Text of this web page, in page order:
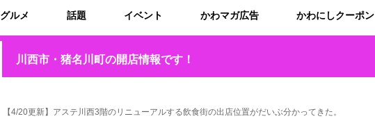
グルメ 話題 イベント かわマガ広告 かわにしクーポン
川西市・猪名川町の開店情報です！
【4/20更新】アステ川西3階のリニューアルする飲食街の出店位置がだいぶ分かってきた。